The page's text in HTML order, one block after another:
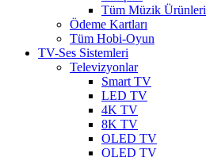
Tüm Müzik Ürünleri
Ödeme Kartları
Tüm Hobi-Oyun
TV-Ses Sistemleri
Televizyonlar
Smart TV
LED TV
4K TV
8K TV
OLED TV
QLED TV